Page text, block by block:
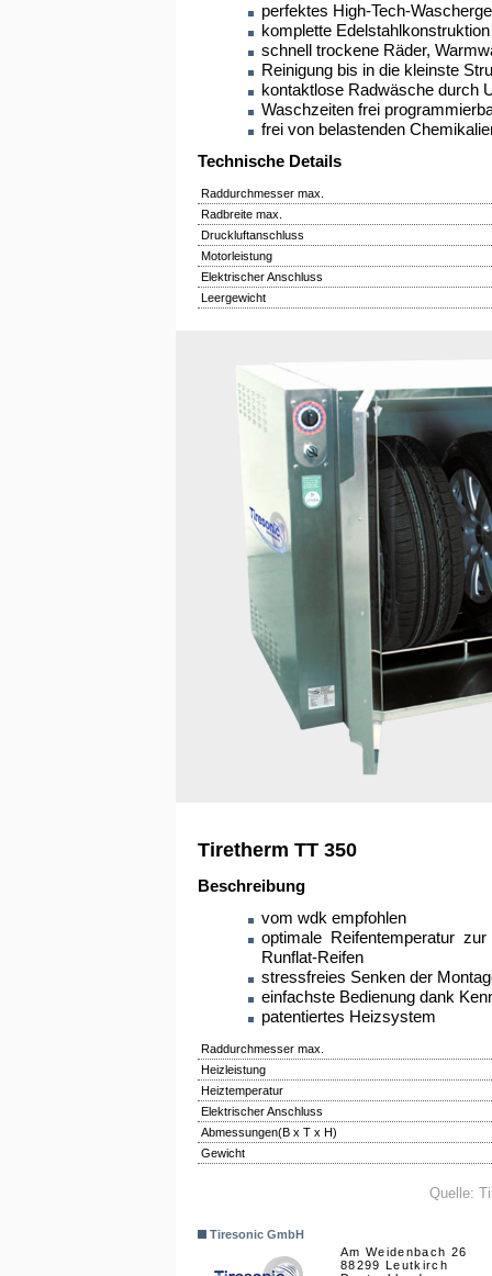
perfektes High-Tech-
komplette Edelstahlkonstruktion
schnell trockene Räder,
Reinigung bis in die kleinste
kontaktlose Radwäsche durch
Waschzeiten frei
frei von belastenden
Technische Details
Raddurchmesser max.
Radbreite max.
Druckluftanschluss
Motorleistung
Elektrischer Anschluss
Leergewicht
Tiretherm TT 350
Beschreibung
vom wdk empfohlen
optimale Reifentemperatur
Runflat-Reifen
stressfreies Senken der
einfachste Bedienung dank
patentiertes Heizsystem
Raddurchmesser max.
Heizleistung
Heiztemperatur
Elektrischer Anschluss
Abmessungen(B x T x H)
Gewicht
Quelle:
Tiresonic GmbH
Am Weidenbach 26
88299 Leutkirch